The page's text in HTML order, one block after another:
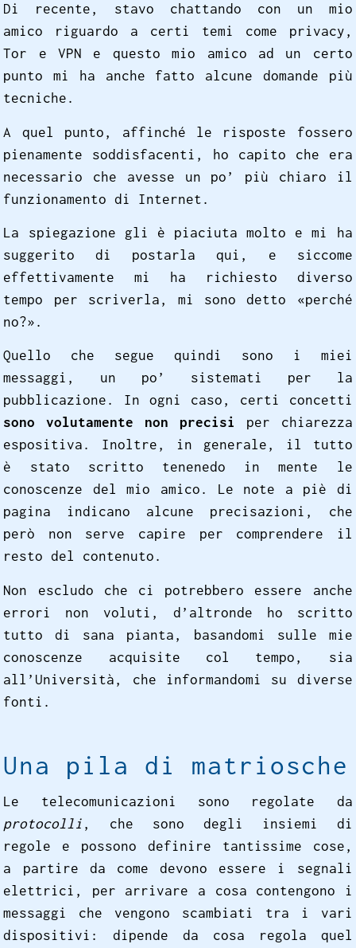
Di recente, stavo chattando con un mio
amico riguardo a certi temi come privacy,
Tor e VPN e questo mio amico ad un certo
punto mi ha anche fatto alcune domande più
tecniche.
A quel punto, affinché le risposte fossero
pienamente soddisfacenti, ho capito che era
necessario che avesse un po’ più chiaro il
funzionamento di Internet.
La spiegazione gli è piaciuta molto e mi ha
suggerito di postarla qui, e siccome
effettivamente mi ha richiesto diverso
tempo per scriverla, mi sono detto «perché
no?».
Quello che segue quindi sono i miei
messaggi, un po’ sistemati per la
pubblicazione. In ogni caso, certi concetti
sono volutamente non precisi per chiarezza
espositiva. Inoltre, in generale, il tutto
è stato scritto tenenedo in mente le
conoscenze del mio amico. Le note a piè di
pagina indicano alcune precisazioni, che
però non serve capire per comprendere il
resto del contenuto.
Non escludo che ci potrebbero essere anche
errori non voluti, d’altronde ho scritto
tutto di sana pianta, basandomi sulle mie
conoscenze acquisite col tempo, sia
all’Università, che informandomi su diverse
fonti.
Una pila di matriosche
Le telecomunicazioni sono regolate da
protocolli , che sono degli insiemi di
regole e possono definire tantissime cose,
a partire da come devono essere i segnali
elettrici, per arrivare a cosa contengono i
messaggi che vengono scambiati tra i vari
dispositivi: dipende da cosa regola quel